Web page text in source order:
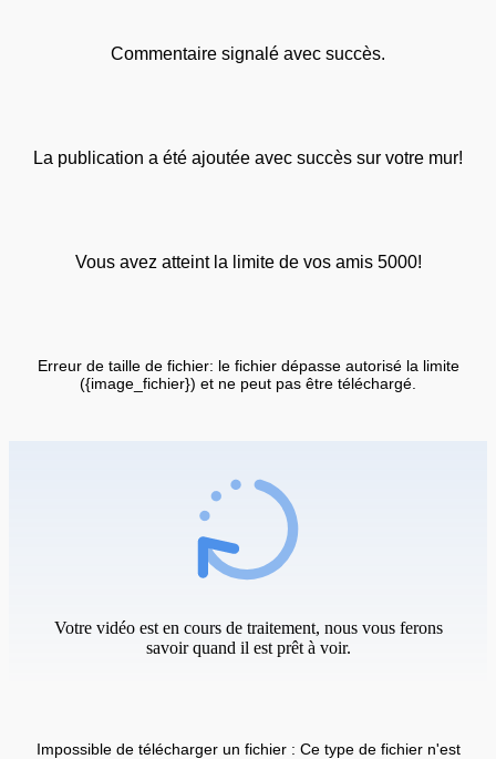
Commentaire signalé avec succès.
La publication a été ajoutée avec succès sur votre mur!
Vous avez atteint la limite de vos amis 5000!
Erreur de taille de fichier: le fichier dépasse autorisé la limite
({image_fichier}) et ne peut pas être téléchargé.
Votre vidéo est en cours de traitement, nous vous ferons
savoir quand il est prêt à voir.
Impossible de télécharger un fichier : Ce type de fichier n'est